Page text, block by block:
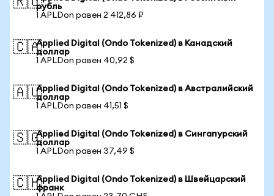
рубль
1 APLDon равен 2 412,86 ₽
🇨🇦Applied Digital (Ondo Tokenized) в Канадский
доллар
1 APLDon равен 40,92 $
🇦🇺Applied Digital (Ondo Tokenized) в Австралийский
доллар
1 APLDon равен 41,51 $
🇸🇬Applied Digital (Ondo Tokenized) в Сингапурский
доллар
1 APLDon равен 37,49 $
🇨🇭Applied Digital (Ondo Tokenized) в Швейцарский
франк